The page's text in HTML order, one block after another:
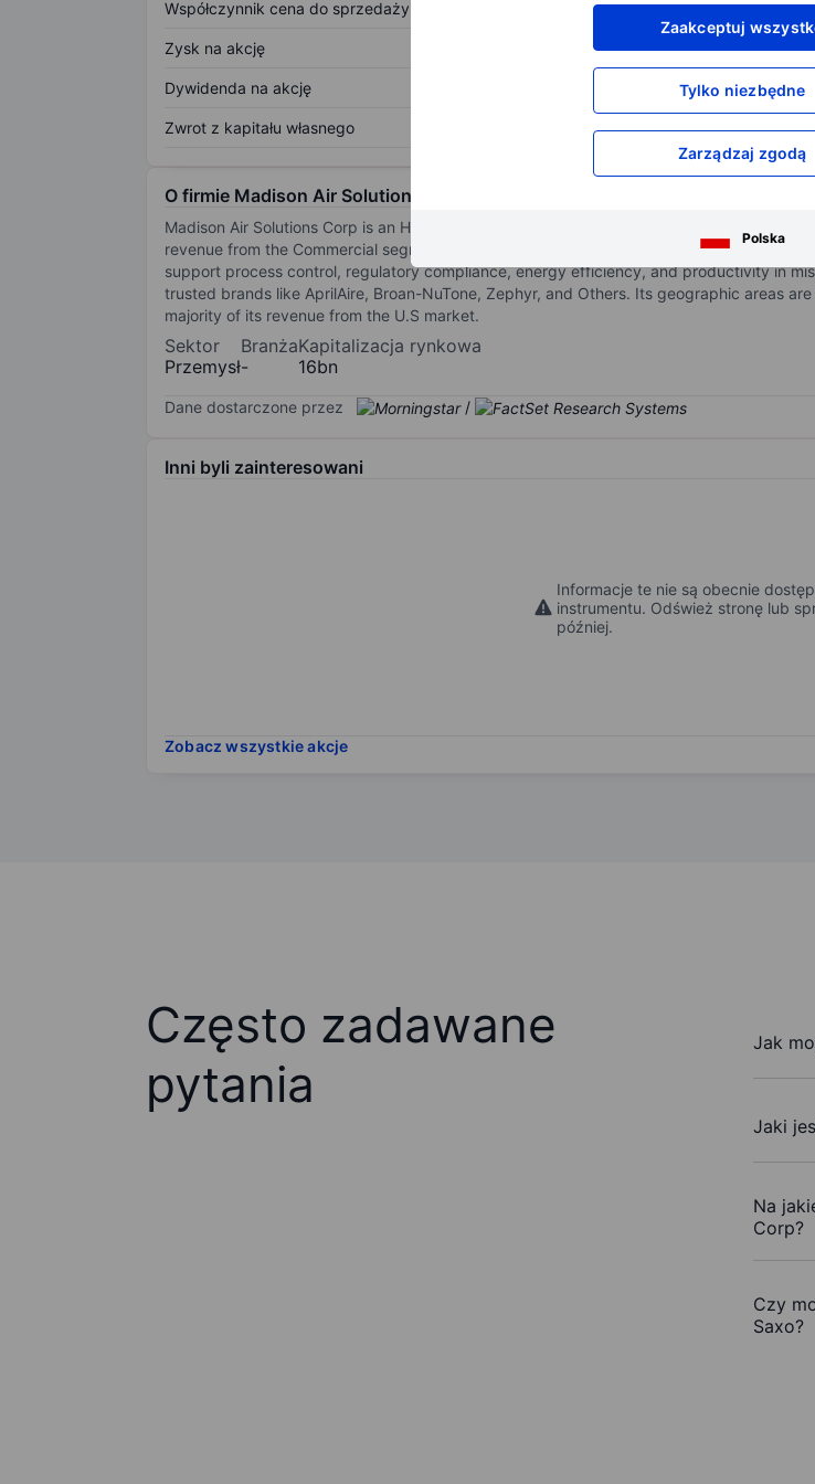
Zaakceptuj
Tylko niezbędne
Zarządzaj zgodą
Polska
Współczynnik cena do sprzedaży XXXXXXX
Zysk na akcję XXXXXXX
Dywidenda na akcję XXXXXXX
Zwrot z kapitału własnego XXXXXXX
Otwórz kontoaby uzyskać
O firmie Madison Air Solutions Corp
Madison Air Solutions Corp is an HVAC and indoor air-quality technology company. Its
revenue from the Commercial segment, which includes Commercial businesses that
support process control, regulatory compliance, energy efficiency, and productivity in
trusted brands like AprilAire, Broan-NuTone, Zephyr, and Others. Its geographic areas
majority of its revenue from the U.S market.
Sektor
Przemysł
Branża
-
Kapitalizacja rynkowa
16bn
Dane dostarczone przez /
Inni byli zainteresowani
Informacje te nie są obecnie
instrumentu. Odśwież stronę lub
później.
Zobacz wszystkie akcje
Często zadawane
pytania
Jak
Jaki
Na
Corp?
Czy
Saxo?